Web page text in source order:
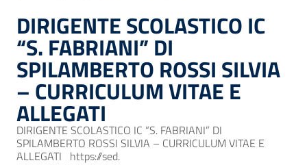
DIRIGENTE SCOLASTICO IC
“S. FABRIANI” DI
SPILAMBERTO ROSSI SILVIA
– CURRICULUM VITAE E
ALLEGATI
DIRIGENTE SCOLASTICO IC “S. FABRIANI” DI
SPILAMBERTO ROSSI SILVIA – CURRICULUM VITAE E
ALLEGATI https://sed.